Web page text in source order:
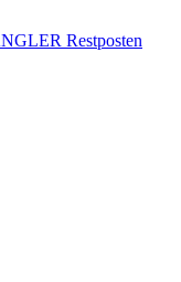
Restposten